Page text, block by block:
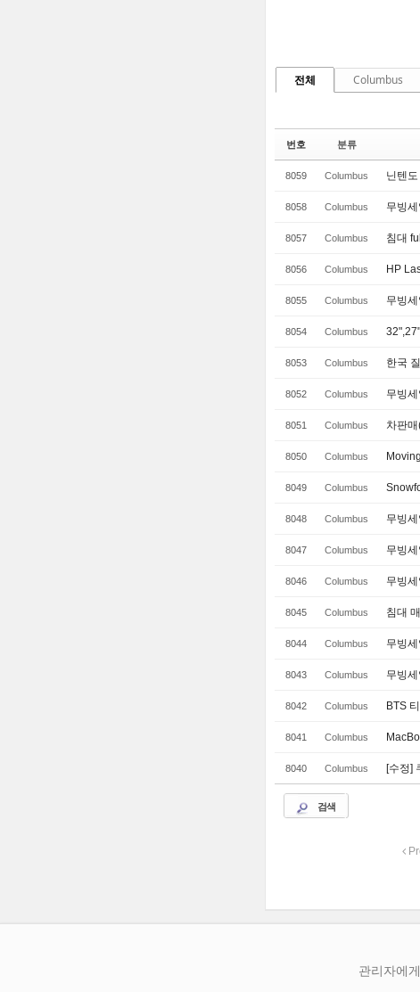
전체 Columbus
번호 분류
8059 Columbus 닌텐
8058 Columbus 무빙
8057 Columbus 침대
8056 Columbus HP
8055 Columbus 무빙
8054 Columbus
8053 Columbus 한국
8052 Columbus 무빙
8051 Columbus 차판
8050 Columbus
8049 Columbus
8048 Columbus 무빙
8047 Columbus 무빙
8046 Columbus 무빙
8045 Columbus 침대
8044 Columbus 무빙
8043 Columbus 무빙
8042 Columbus BTS
8041 Columbus
8040 Columbus [수정]
검색
관리자에